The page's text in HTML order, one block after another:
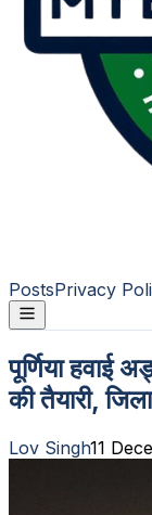
PostsPrivacy
पूर्णिया हवाई
की तैयारी,
Lov Singh11